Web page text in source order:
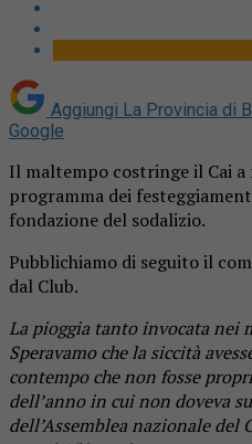
Aggiungi La Provincia di
Google
Il maltempo costringe il Cai
programma dei
fondazione del sodalizio.
Pubblichiamo di seguito il
dal Club.
La pioggia tanto invocata nei
Speravamo che la siccità
contempo che non fosse
dell’anno in cui non doveva
dell’Assemblea nazionale